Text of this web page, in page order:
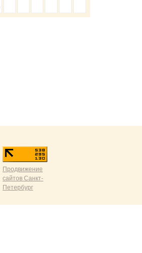
Продвижение
сайтов Санкт-
Петербург